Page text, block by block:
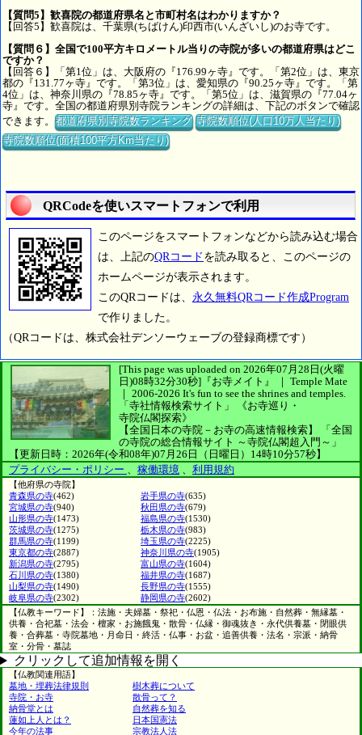
【質問5】歓喜院の都道府県名と市町村名はわかりますか？
【回答5】歓喜院は、千葉県(ちばけん)印西市(いんざいし)のお寺です。
【質問６】全国で100平方キロメートル当りの寺院が多いの都道府県はどこ
ですか？
【回答６】「第1位」は、大阪府の『176.99ヶ寺』です。「第2位」は、東京
都の『131.77ヶ寺』です。「第3位」は、愛知県の『90.25ヶ寺』です。「第
4位」は、神奈川県の『78.85ヶ寺』です。「第5位」は、滋賀県の『77.04ヶ
寺』です。全国の都道府県別寺院ランキングの詳細は、下記のボタンで確認
できます。都道府県別寺院数ランキング 寺院数順位(人口10万人当たり)
寺院数順位(面積100平方Km当たり)
QRCodeを使いスマートフォンで利用
このページをスマートフォンなどから読み込む場合
は、上記のQRコード を読み取ると、このページの
ホームページが表示されます。
このQRコードは、 永久無料QRコード作成Program
で作りました。
（QRコードは、株式会社デンソーウェーブの登録商標です）
[This page was uploaded on 2026年07月28日(火曜
日)08時32分30秒] 『お寺メイト』 ｜ Temple Mate
｜ 2006-2026 It's fun to see the shrines and temples.
「寺社情報検索サイト」
《お寺巡り・
寺院仏閣探索》
【全国日本の寺院－お寺の高速情報検索】
「全国
の寺院の総合情報サイト ～寺院仏閣超入門～」
【更新日時：2026年(令和08年)07月26日（日曜日）14時10分57秒】
プライバシー・ポリシー 、 稼働環境 、 利用規約
【他府県の寺院】
青森県の寺(462) 岩手県の寺(635)
宮城県の寺(940) 秋田県の寺(679)
山形県の寺(1473) 福島県の寺(1530)
茨城県の寺(1275) 栃木県の寺(983)
群馬県の寺(1199) 埼玉県の寺(2225)
東京都の寺(2887) 神奈川県の寺(1905)
新潟県の寺(2795) 富山県の寺(1604)
石川県の寺(1380) 福井県の寺(1687)
山梨県の寺(1490) 長野県の寺(1555)
岐阜県の寺(2302) 静岡県の寺(2602)
【仏教キーワード】：法施・夫婦墓・祭祀・仏恩・仏法・お布施・自然葬・無縁墓・
供養・合祀墓・法会・檀家・お施餓鬼・散骨・仏縁・御魂抜き・永代供養墓・閉眼供
養・合葬墓・寺院墓地・月命日・終活・仏事・お盆・追善供養・法名・宗派・納骨
室・分骨・墓誌
クリックして追加情報を開く
【仏教関連用語】
墓地・埋葬法律規則
樹木葬について
寺院・お寺
散骨って？
納骨堂とは
自然葬を知る
蓮如上人とは？
日本国憲法
今年の法事
宗教法人法